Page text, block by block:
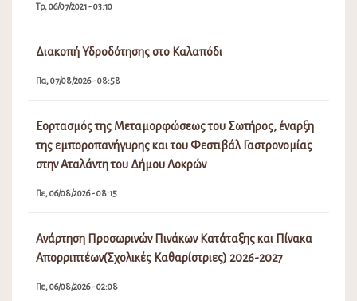
Τρ, 06/07/2021 - 03:10
Διακοπή Υδροδότησης στο Καλαπόδι
Πα, 07/08/2026 - 08:58
Εορτασμός της Μεταμορφώσεως του Σωτήρος, έναρξη
της εμποροπανήγυρης και του Φεστιβάλ Γαστρονομίας
στην Αταλάντη του Δήμου Λοκρών
Πε, 06/08/2026 - 08:15
Ανάρτηση Προσωρινών Πινάκων Κατάταξης και Πίνακα
Απορριπτέων(Σχολικές Καθαρίστριες) 2026-2027
Πε, 06/08/2026 - 02:08